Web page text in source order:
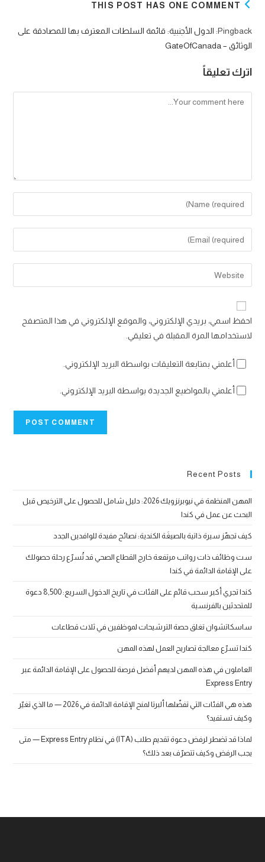
THIS POST HAS ONE COMMENT
Pingback: الدول الأجنبية: قائمة السلطات المعترف بها للمصادقة على
الوثائق – GateOfCanada
اترك تعليقاً
Comment
your
name
comment
your
email
address
comment
your
website
احفظ اسمي، بريدي الإلكتروني، والموقع الإلكتروني في هذا المتصفح
لاستخدامها المرة المقبلة في تعليقي.
أعلمني بمتابعة التعليقات بواسطة البريد الإلكتروني.
أعلمني بالمواضيع الجديدة بواسطة البريد الإلكتروني.
Recent Posts
المهن المنظمة في نيوبرنزويك 2026: دليل شامل للحصول على الترخيص قبل
البحث عن عمل في كندا
كيف تجهّز سيرة ذاتية بالصيغَة الكندية: نصائح مفيدة للوافدين الجدد
ست وظائف ذات رواتب مرتفعة خارج القطاع الصحي قد تُسرّع رحلة حصولك
على الإقامة الدائمة في كندا
كندا تجري أكبر سحب قائم على الفئات في تاريخ الدخول السريع: 8,500 دعوة
للمتحدثين بالفرنسية
ساسكاتشوان تغلق حصة الترشيحات لموظفين في ثلاث قطاعات
كندا تسرّع معالجة تصاريح العمل لهذه المهن
العاملون في هذه المهن لديهم أفضل فرصة للحصول على الإقامة الدائمة عبر
Express Entry
هذه هي الفئات التي تفضّلها ألبرتا لمنح الإقامة الدائمة في 2026 — ما الذي تغيّر
وكيف تستفيد؟
لماذا قد تضطر لرفض دعوة تقديم طلب (ITA) في نظام Express Entry — متى
يجب الرفض وكيف تتصرّف بعد ذلك؟